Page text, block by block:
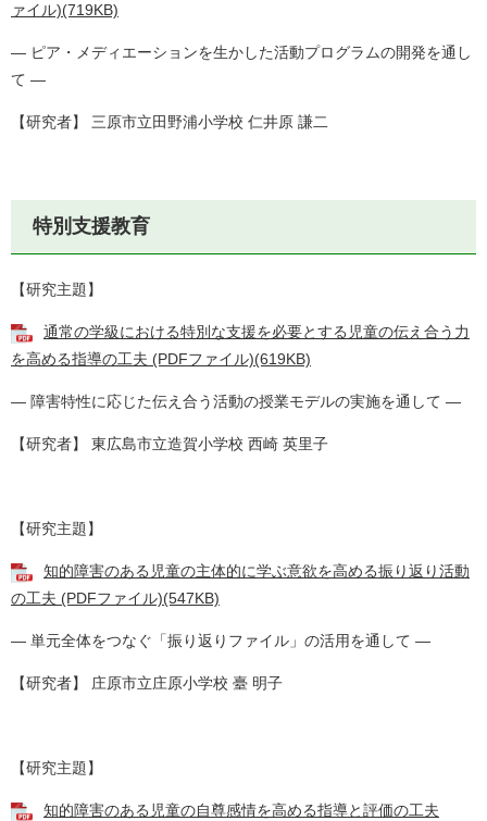
ァイル)(719KB)
― ピア・メディエーションを生かした活動プログラムの開発を通し
て ―
【研究者】 三原市立田野浦小学校 仁井原 謙二
特別支援教育
【研究主題】
通常の学級における特別な支援を必要とする児童の伝え合う力
を高める指導の工夫 (PDFファイル)(619KB)
― 障害特性に応じた伝え合う活動の授業モデルの実施を通して ―
【研究者】 東広島市立造賀小学校 西崎 英里子
【研究主題】
知的障害のある児童の主体的に学ぶ意欲を高める振り返り活動
の工夫 (PDFファイル)(547KB)
― 単元全体をつなぐ「振り返りファイル」の活用を通して ―
【研究者】 庄原市立庄原小学校 臺 明子
【研究主題】
知的障害のある児童の自尊感情を高める指導と評価の工夫